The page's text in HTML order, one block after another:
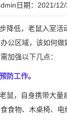
日期：2021/
降低，老鼠入室活
公区域，该如何
加强以下几点：
防工作。
鼠，自身携带大量
食物、木桌椅、电